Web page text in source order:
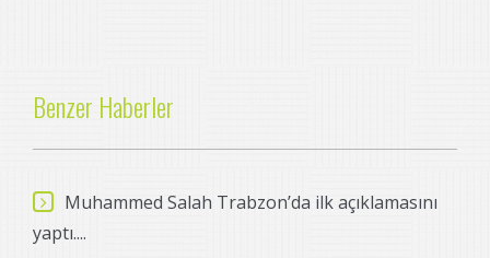
Benzer Haberler
Muhammed Salah Trabzon’da ilk açıklamasını
yaptı....